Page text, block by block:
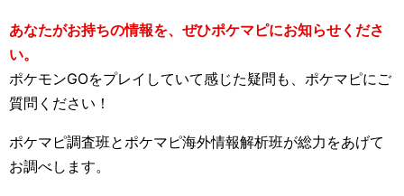
あなたがお持ちの情報を、ぜひポケマピにお知らせくださ
い。
ポケモンGOをプレイしていて感じた疑問も、ポケマピにご
質問ください！
ポケマピ調査班とポケマピ海外情報解析班が総力をあげて
お調べします。